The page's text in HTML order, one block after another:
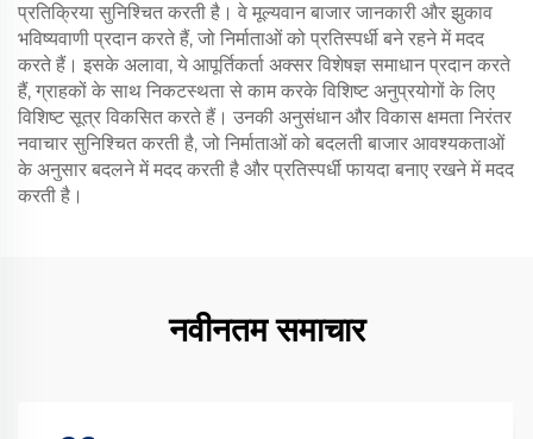
प्रतिक्रिया सुनिश्चित करती है। वे मूल्यवान बाजार जानकारी और झुकाव
भविष्यवाणी प्रदान करते हैं, जो निर्माताओं को प्रतिस्पर्धी बने रहने में मदद
करते हैं। इसके अलावा, ये आपूर्तिकर्ता अक्सर विशेषज्ञ समाधान प्रदान करते
हैं, ग्राहकों के साथ निकटस्थता से काम करके विशिष्ट अनुप्रयोगों के लिए
विशिष्ट सूत्र विकसित करते हैं। उनकी अनुसंधान और विकास क्षमता निरंतर
नवाचार सुनिश्चित करती है, जो निर्माताओं को बदलती बाजार आवश्यकताओं
के अनुसार बदलने में मदद करती है और प्रतिस्पर्धी फायदा बनाए रखने में मदद
करती है।
नवीनतम समाचार